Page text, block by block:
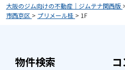
大阪のジム向けの不動産｜ジムテナ関西版
市西京区 > プリメール桂 > 1F
物件検索